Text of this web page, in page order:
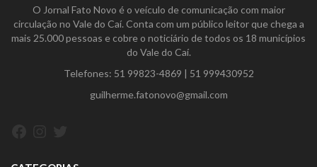
O Jornal Fato Novo é o veículo de comunicação com maior
circulação no Vale do Caí. Conta com um público leitor que chega a
mais 25.000 pessoas e cobre o noticiário de todos os 18 municípios
do Vale do Caí.
Telefones: 51 99823-4869 | 51 999430952
guilherme.fatonovo@gmail.com